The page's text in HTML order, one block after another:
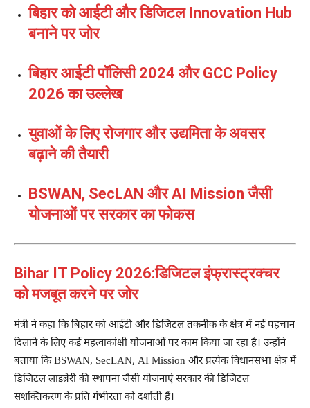
बिहार को आईटी और डिजिटल Innovation Hub
बनाने पर जोर
बिहार आईटी पॉलिसी 2024 और GCC Policy
2026 का उल्लेख
युवाओं के लिए रोजगार और उद्यमिता के अवसर
बढ़ाने की तैयारी
BSWAN, SecLAN और AI Mission जैसी
योजनाओं पर सरकार का फोकस
Bihar IT Policy 2026:डिजिटल इंफ्रास्ट्रक्चर
को मजबूत करने पर जोर
मंत्री ने कहा कि बिहार को आईटी और डिजिटल तकनीक के क्षेत्र में नई पहचान
दिलाने के लिए कई महत्वाकांक्षी योजनाओं पर काम किया जा रहा है। उन्होंने
बताया कि BSWAN, SecLAN, AI Mission और प्रत्येक विधानसभा क्षेत्र में
डिजिटल लाइब्रेरी की स्थापना जैसी योजनाएं सरकार की डिजिटल
सशक्तिकरण के प्रति गंभीरता को दर्शाती हैं।